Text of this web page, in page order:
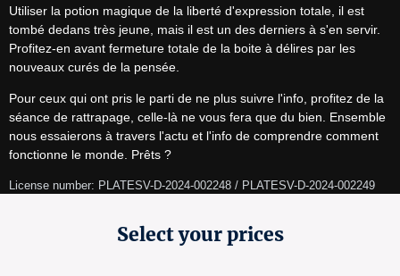
Utiliser la potion magique de la liberté d'expression totale, il est
tombé dedans très jeune, mais il est un des derniers à s'en servir.
Profitez-en avant fermeture totale de la boite à délires par les
nouveaux curés de la pensée.
Pour ceux qui ont pris le parti de ne plus suivre l'info, profitez de la
séance de rattrapage, celle-là ne vous fera que du bien. Ensemble
nous essaierons à travers l'actu et l'info de comprendre comment
fonctionne le monde. Prêts ?
License number: PLATESV-D-2024-002248 / PLATESV-D-2024-002249
Select your prices